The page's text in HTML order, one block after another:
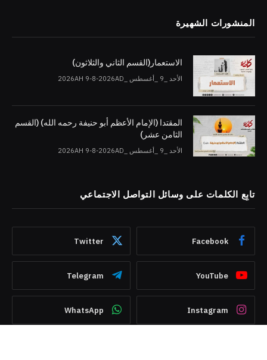
المنشورات الشهيرة
الاستعمار(القسم الثاني والثلاثون)
الأحد _9 _أغسطس _2026AH 9-8-2026AD
المقتدا (الإمام الأعظم أبو حنيفة رحمه الله) (القسم
الثامن عشر)
الأحد _9 _أغسطس _2026AH 9-8-2026AD
تابِع الكلمات على وسائل التواصل الاجتماعي
Facebook
Twitter
YouTube
Telegram
Instagram
WhatsApp